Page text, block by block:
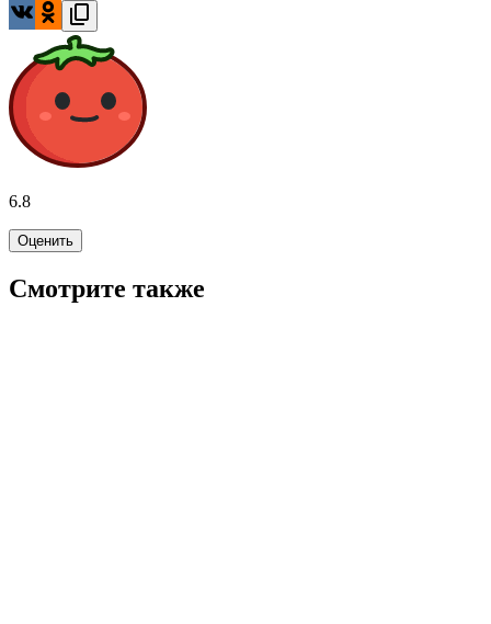
6.8
Оценить
Смотрите также